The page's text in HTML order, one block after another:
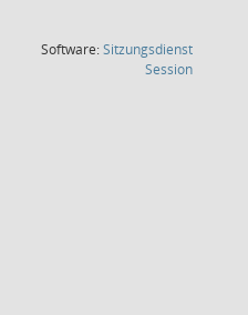
Software:Sitzungsdienst
Session(Wird in